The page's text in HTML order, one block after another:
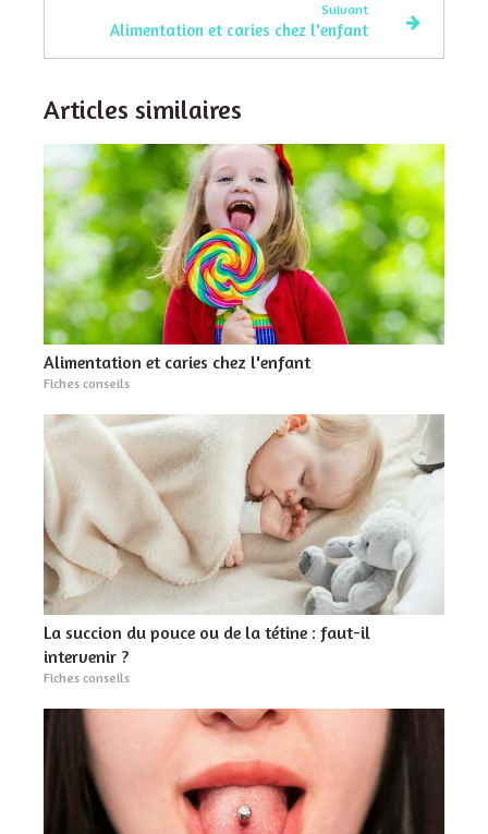
Suivant
Alimentation et caries chez l'enfant
Articles similaires
Alimentation et caries chez l'enfant
Fiches conseils
La succion du pouce ou de la tétine : faut-il
intervenir ?
Fiches conseils